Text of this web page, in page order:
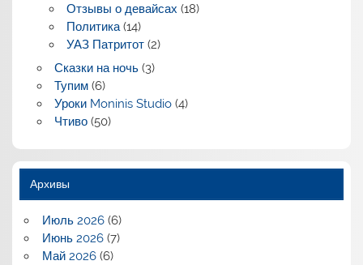
Отзывы о девайсах (18)
Политика(14)
УАЗ Патритот(2)
Сказки на ночь(3)
Тупим(6)
Уроки Moninis Studio(4)
Чтиво(50)
Архивы
Июль 2026(6)
Июнь 2026(7)
Май 2026(6)